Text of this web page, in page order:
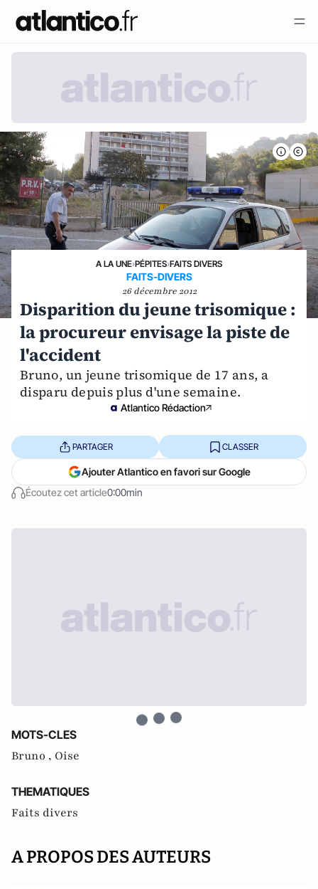
A LA UNE›PÉPITES›FAITS DIVERS
FAITS-DIVERS
26 décembre 2012
Disparition du jeune trisomique :
la procureur envisage la piste de
l'accident
Bruno, un jeune trisomique de 17 ans, a
disparu depuis plus d'une semaine.
Atlantico Rédaction
Écoutez cet article0:00min
PARTAGER CLASSER
Ajouter Atlantico en favori sur Google
MOTS-CLES
Bruno , Oise
THEMATIQUES
Faits divers
A PROPOS DES AUTEURS